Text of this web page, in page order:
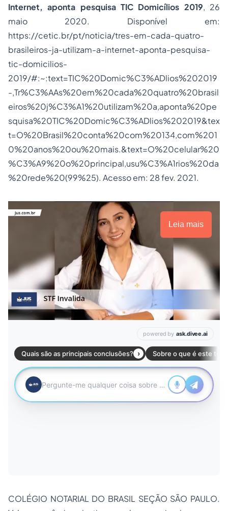
Internet, aponta pesquisa TIC Domicílios 2019, 26
maio 2020. Disponível em:
https://cetic.br/pt/noticia/tres-em-cada-quatro-
brasileiros-ja-utilizam-a-internet-aponta-pesquisa-
tic-domicilios-
2019/#:~:text=TIC%20Domic%C3%ADlios%202019
-,Tr%C3%AAs%20em%20cada%20quatro%20brasil
eiros%20j%C3%A1%20utilizam%20a,aponta%20pe
squisa%20TIC%20Domic%C3%ADlios%202019&tex
t=O%20Brasil%20conta%20com%20134,com%201
0%20anos%20ou%20mais.&text=O%20celular%20
%C3%A9%20o%20principal,usu%C3%A1rios%20da
%20rede%20(99%25). Acesso em: 28 fev. 2021.
Leia mais
COLÉGIO NOTARIAL DO BRASIL SEÇÃO SÃO PAULO.